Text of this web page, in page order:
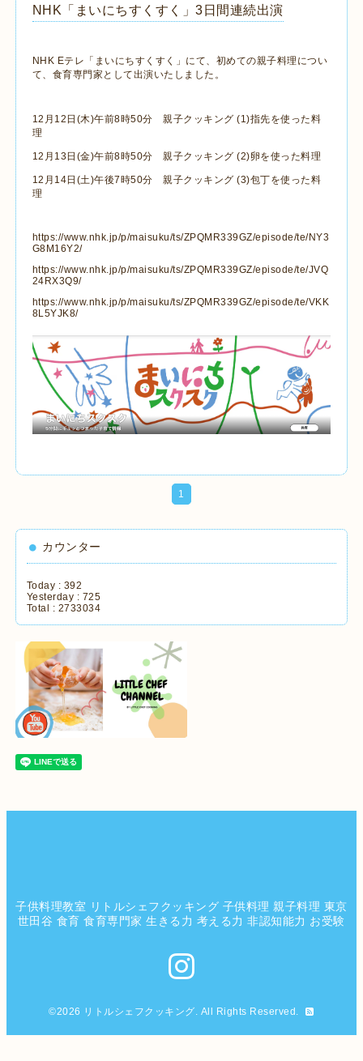
NHK「まいにちすくすく」3日間連続出演
NHK Eテレ「まいにちすくすく」にて、初めての親子料理につい
て、食育専門家として出演いたしました。
12月12日(木)午前8時50分 親子クッキング (1)指先を使った料
理
12月13日(金)午前8時50分 親子クッキング (2)卵を使った料理
12月14日(土)午後7時50分 親子クッキング (3)包丁を使った料
理
https://www.nhk.jp/p/maisuku/ts/ZPQMR339GZ/episode/te/NY3
G8M16Y2/
https://www.nhk.jp/p/maisuku/ts/ZPQMR339GZ/episode/te/JVQ
24RX3Q9/
https://www.nhk.jp/p/maisuku/ts/ZPQMR339GZ/episode/te/VKK
8L5YJK8/
1
カウンター
Today : 392
Yesterday : 725
Total : 2733034
子供料理教室 リトルシェフクッキング 子供料理 親子料理 東京
世田谷 食育 食育専門家 生きる力 考える力 非認知能力 お受験
©2026 リトルシェフクッキング. All Rights Reserved.